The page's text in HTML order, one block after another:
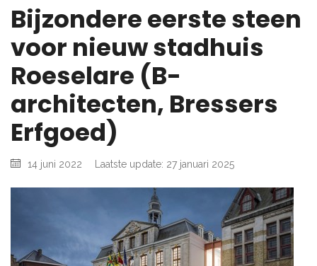
Bijzondere eerste steen
voor nieuw stadhuis
Roeselare (B-
architecten, Bressers
Erfgoed)
14 juni 2022 Laatste update: 27 januari 2025